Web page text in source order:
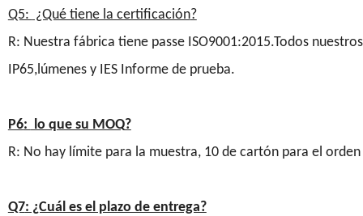
Q5: ¿Qué tiene la certificación?
R: Nuestra fábrica tiene passe ISO9001:2015.Todos
IP65,lúmenes y IES Informe de prueba.
P6: lo que su MOQ?
R: No hay límite para la muestra, 10 de cartón para el
Q7: ¿Cuál es el plazo de entrega?